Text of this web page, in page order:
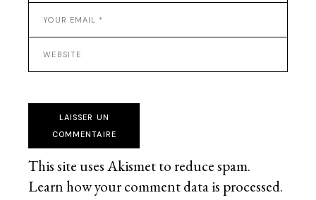
LAISSER UN
COMMENTAIRE
This site uses Akismet to reduce spam.
Learn how your comment data is processed.